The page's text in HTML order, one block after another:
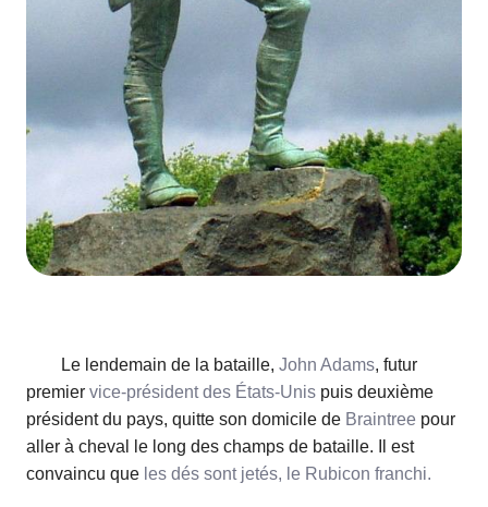
Le lendemain de la bataille, John Adams, futur
premier vice-président des États-Unis puis deuxième
président du pays, quitte son domicile de Braintree pour
aller à cheval le long des champs de bataille. Il est
convaincu que les dés sont jetés, le Rubicon franchi.